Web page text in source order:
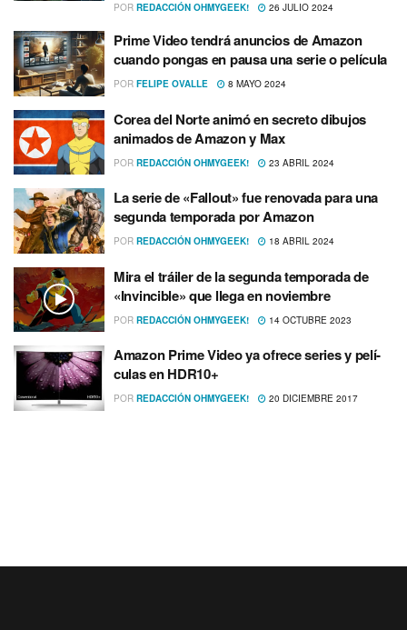
POR REDACCIÓN OHMYGEEK! 26 JULIO 2024
Prime Video tendrá anuncios de Amazon
cuando pongas en pausa una serie o película
POR FELIPE OVALLE 8 MAYO 2024
Corea del Norte animó en secreto dibujos
animados de Amazon y Max
POR REDACCIÓN OHMYGEEK! 23 ABRIL 2024
La serie de «Fallout» fue renovada para una
segunda temporada por Amazon
POR REDACCIÓN OHMYGEEK! 18 ABRIL 2024
Mira el tráiler de la segunda temporada de
«Invincible» que llega en noviembre
POR REDACCIÓN OHMYGEEK! 14 OCTUBRE 2023
Amazon Prime Video ya ofrece series y pelí­
culas en HDR10+
POR REDACCIÓN OHMYGEEK! 20 DICIEMBRE 2017